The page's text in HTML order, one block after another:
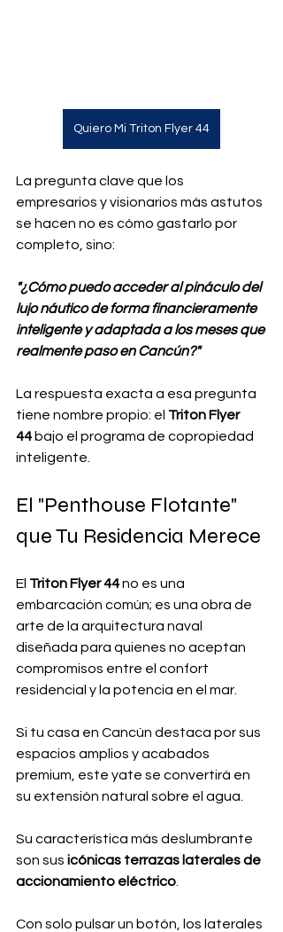
Quiero Mi Triton Flyer 44
La pregunta clave que los
empresarios y visionarios más astutos
se hacen no es cómo gastarlo por
completo, sino:
"¿Cómo puedo acceder al pináculo del
lujo náutico de forma financieramente
inteligente y adaptada a los meses que
realmente paso en Cancún?"
La respuesta exacta a esa pregunta
tiene nombre propio: el Triton Flyer
44 bajo el programa de copropiedad
inteligente.
El "Penthouse Flotante"
que Tu Residencia Merece
El Triton Flyer 44 no es una
embarcación común; es una obra de
arte de la arquitectura naval
diseñada para quienes no aceptan
compromisos entre el confort
residencial y la potencia en el mar.
Si tu casa en Cancún destaca por sus
espacios amplios y acabados
premium, este yate se convertirá en
su extensión natural sobre el agua.
Su característica más deslumbrante
son sus icónicas terrazas laterales de
accionamiento eléctrico
Con solo pulsar un botón, los laterales